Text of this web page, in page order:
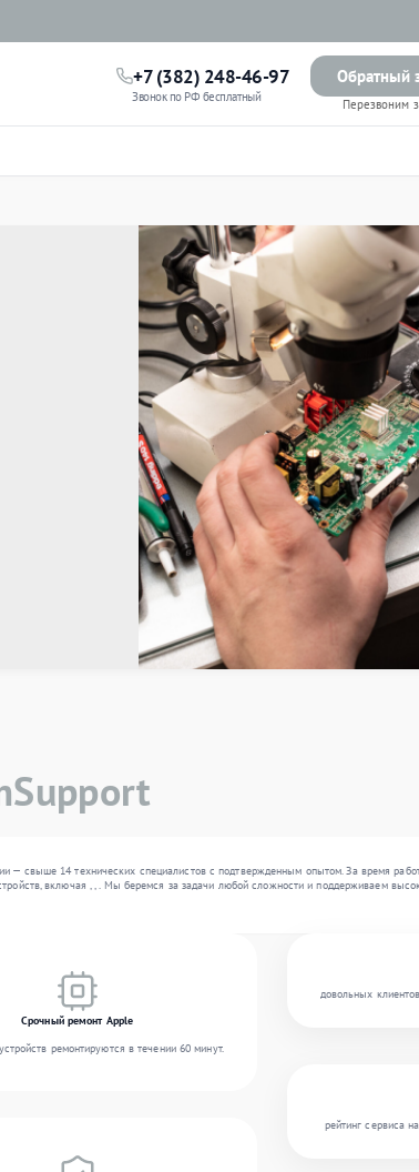
+7 (382) 248-46-97
Звонок по РФ бесплатный
Обратный
Перезвоним
— свыше 14 технических специалистов с подтвержденным опытом. За время
включая , , . Мы беремся за задачи любой сложности и поддерживаем
Срочный ремонт Apple
ремонтируются в течении 60 минут.
довольных
рейтинг сервиса